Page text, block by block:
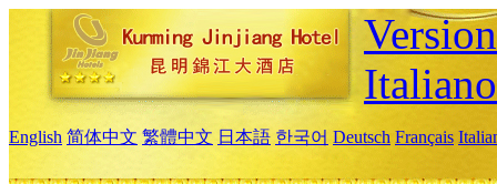
Italiano
English 简体中文 繁體中文 日本語 한국어 Deutsch Français